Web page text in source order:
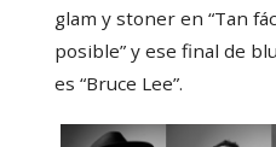
glam y stoner en “Tan
posible” y ese final de
es “Bruce Lee”.